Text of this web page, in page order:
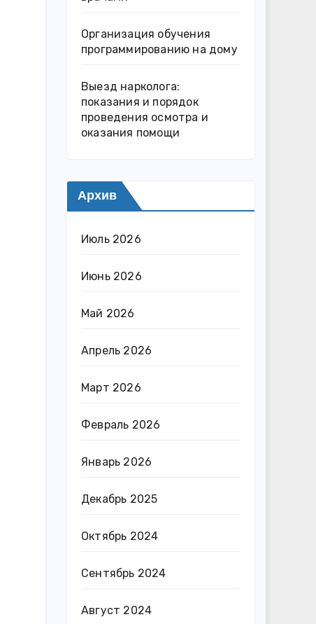
Организация обучения
программированию на дому
Выезд нарколога:
показания и порядок
проведения осмотра и
оказания помощи
Архив
Июль 2026
Июнь 2026
Май 2026
Апрель 2026
Март 2026
Февраль 2026
Январь 2026
Декабрь 2025
Октябрь 2024
Сентябрь 2024
Август 2024